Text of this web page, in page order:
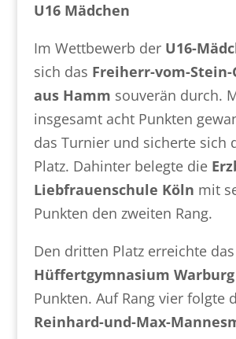
U16 Mädchen
Im Wettbewerb der U16-
sich das Freiherr-vom-
aus Hamm souverän durch.
insgesamt acht Punkten
das Turnier und sicherte sich
Platz. Dahinter belegte die
Liebfrauenschule Köln mit
Punkten den zweiten Rang.
Den dritten Platz erreichte das
Hüffertgymnasium Warburg
Punkten. Auf Rang vier folgte
Reinhard-und-Max-